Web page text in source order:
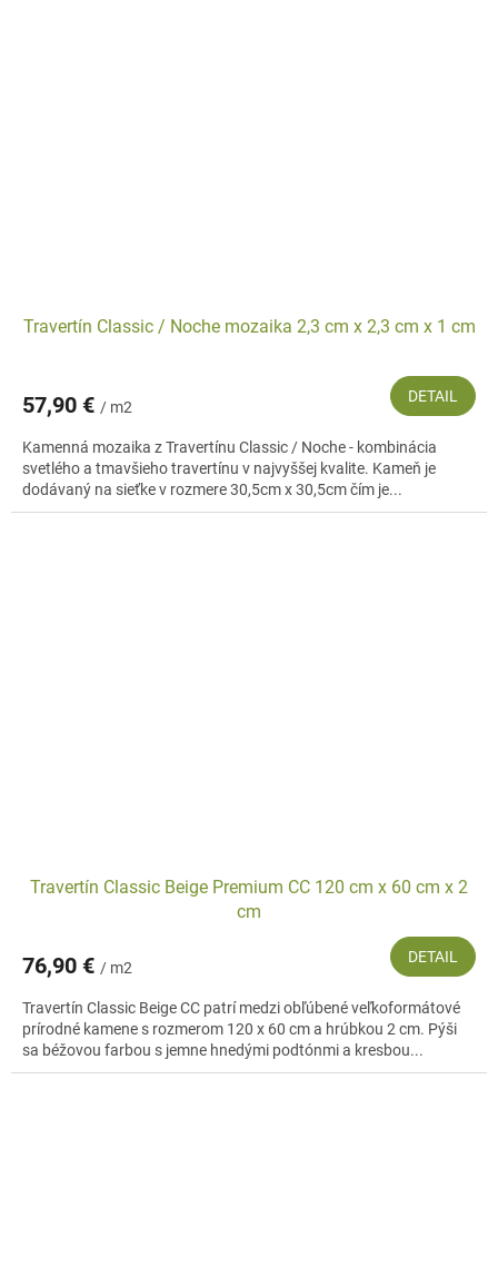
Travertín Classic / Noche mozaika 2,3 cm x 2,3 cm x 1 cm
57,90 € / m2
DETAIL
Kamenná mozaika z Travertínu Classic / Noche - kombinácia
svetlého a tmavšieho travertínu v najvyššej kvalite. Kameň je
dodávaný na sieťke v rozmere 30,5cm x 30,5cm čím je...
Travertín Classic Beige Premium CC 120 cm x 60 cm x 2
cm
76,90 € / m2
DETAIL
Travertín Classic Beige CC patrí medzi obľúbené veľkoformátové
prírodné kamene s rozmerom 120 x 60 cm a hrúbkou 2 cm. Pýši
sa béžovou farbou s jemne hnedými podtónmi a kresbou...